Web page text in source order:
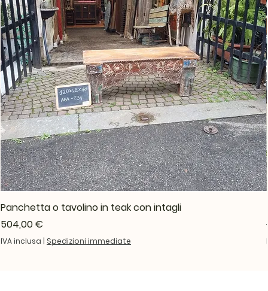
Panchetta o tavolino in teak con intagli
Prezzo
504,00 €
IVA inclusa | Spedizioni immediate